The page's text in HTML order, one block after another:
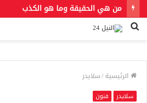
من هي الحقيقة وما هو الكذب
بحث
الرئيسية/سلايدر
سلايدر فنون